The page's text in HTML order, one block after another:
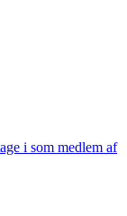
i som medlem af